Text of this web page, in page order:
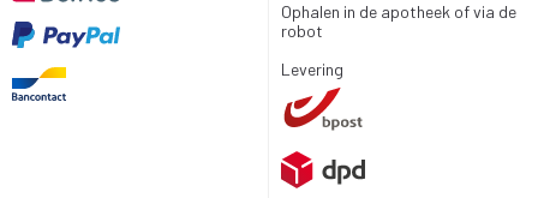
Ophalen in de apotheek of via de
robot
Levering